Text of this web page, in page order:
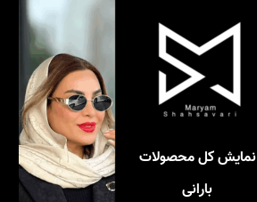
نمایش کل محصولات
بارانی